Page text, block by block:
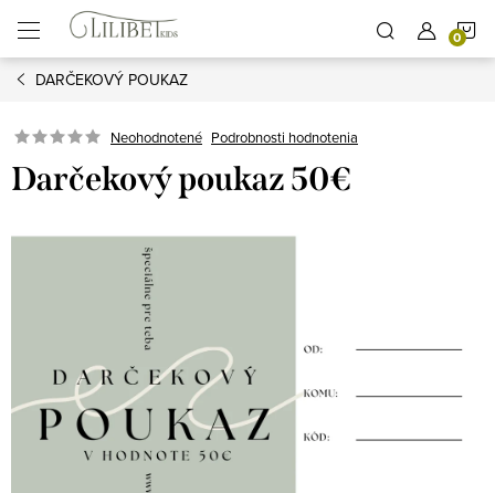
obsah
DARČEKOVÝ POUKAZ
Neohodnotené Podrobnosti hodnotenia
Darčekový poukaz 50€